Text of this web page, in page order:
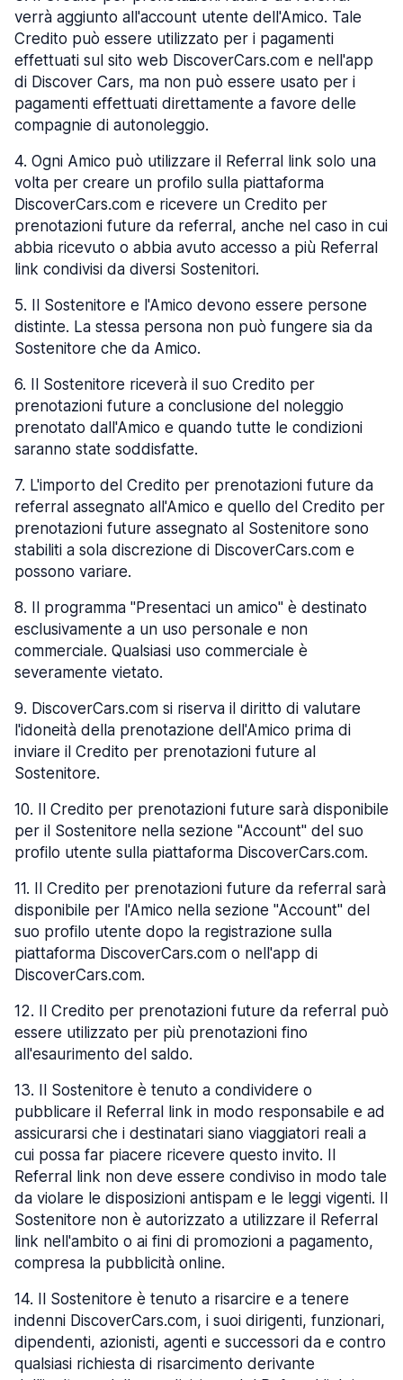
verrà aggiunto all'account utente dell'Amico. Tale
Credito può essere utilizzato per i pagamenti
effettuati sul sito web DiscoverCars.com e nell'app
di Discover Cars, ma non può essere usato per i
pagamenti effettuati direttamente a favore delle
compagnie di autonoleggio.
4. Ogni Amico può utilizzare il Referral link solo una
volta per creare un profilo sulla piattaforma
DiscoverCars.com e ricevere un Credito per
prenotazioni future da referral, anche nel caso in cui
abbia ricevuto o abbia avuto accesso a più Referral
link condivisi da diversi Sostenitori.
5.
Il Sostenitore e l'Amico devono essere persone
distinte. La stessa persona non può fungere sia da
Sostenitore che da Amico.
6.
Il Sostenitore riceverà il suo Credito per
prenotazioni future a conclusione del noleggio
prenotato dall'Amico e quando tutte le condizioni
saranno state soddisfatte.
7. L'importo del Credito per prenotazioni future da
referral assegnato all'Amico e quello del Credito per
prenotazioni future assegnato al Sostenitore sono
stabiliti a sola discrezione di DiscoverCars.com e
possono variare.
8.
Il programma "Presentaci un amico" è destinato
esclusivamente a un uso personale e non
commerciale. Qualsiasi uso commerciale è
severamente vietato.
9. DiscoverCars.com si riserva il diritto di valutare
l'idoneità della prenotazione dell'Amico prima di
inviare il Credito per prenotazioni future al
Sostenitore.
10.
Il Credito per prenotazioni future sarà disponibile
per il Sostenitore nella sezione "Account" del suo
profilo utente sulla piattaforma DiscoverCars.com.
11.
Il Credito per prenotazioni future da referral sarà
disponibile per l'Amico nella sezione "Account" del
suo profilo utente dopo la registrazione sulla
piattaforma DiscoverCars.com o nell'app di
DiscoverCars.com.
12.
Il Credito per prenotazioni future da referral può
essere utilizzato per più prenotazioni fino
all'esaurimento del saldo.
13.
Il Sostenitore è tenuto a condividere o
pubblicare il Referral link in modo responsabile e ad
assicurarsi che i destinatari siano viaggiatori reali a
cui possa far piacere ricevere questo invito. Il
Referral link non deve essere condiviso in modo tale
da violare le disposizioni antispam e le leggi vigenti. Il
Sostenitore non è autorizzato a utilizzare il Referral
link nell'ambito o ai fini di promozioni a pagamento,
compresa la pubblicità online.
14.
Il Sostenitore è tenuto a risarcire e a tenere
indenni DiscoverCars.com, i suoi dirigenti, funzionari,
dipendenti, azionisti, agenti e successori da e contro
qualsiasi richiesta di risarcimento derivante